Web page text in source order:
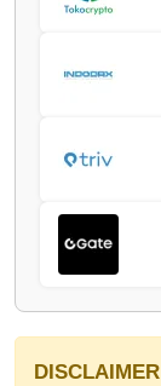
DISCLAIMER